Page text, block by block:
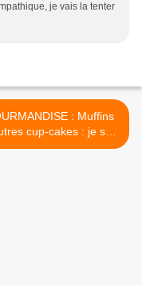
je vais la tenter
: Muffins
cup-cakes : je suis
contaminée ! >